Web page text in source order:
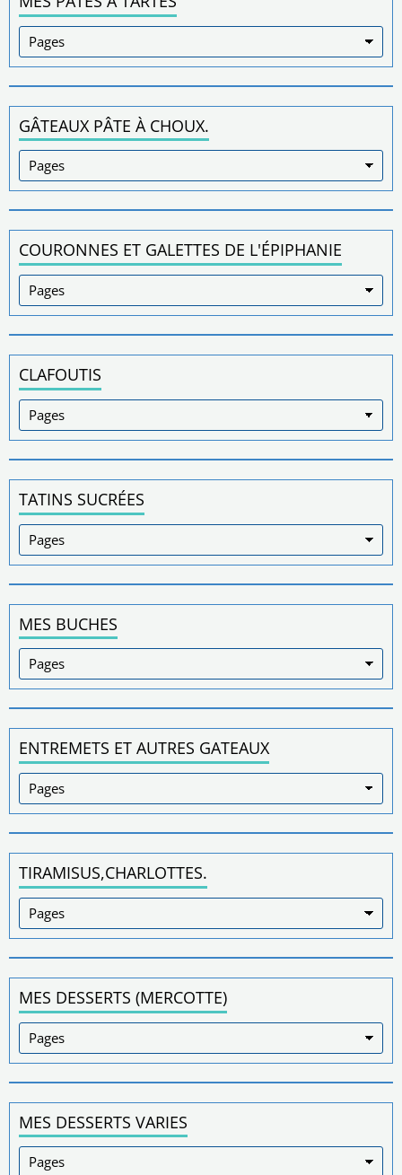
GÂTEAUX PÂTE À CHOUX.
COURONNES ET GALETTES DE L'ÉPIPHANIE
CLAFOUTIS
TATINS SUCRÉES
MES BUCHES
ENTREMETS ET AUTRES GATEAUX
TIRAMISUS,CHARLOTTES.
MES DESSERTS (MERCOTTE)
MES DESSERTS VARIES